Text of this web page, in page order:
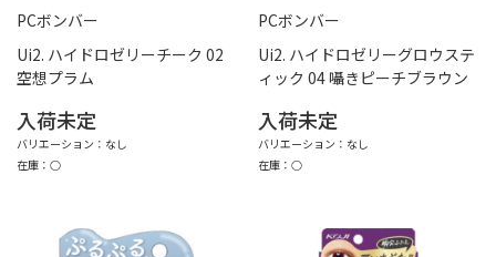
PCボンバー
Ui2. ハイドロゼリーチーク 02
空想プラム
入荷未定
バリエーション：なし
在庫：○
PCボンバー
Ui2. ハイドロゼリーグロウステ
ィック 04 囁きピーチブラウン
入荷未定
バリエーション：なし
在庫：○